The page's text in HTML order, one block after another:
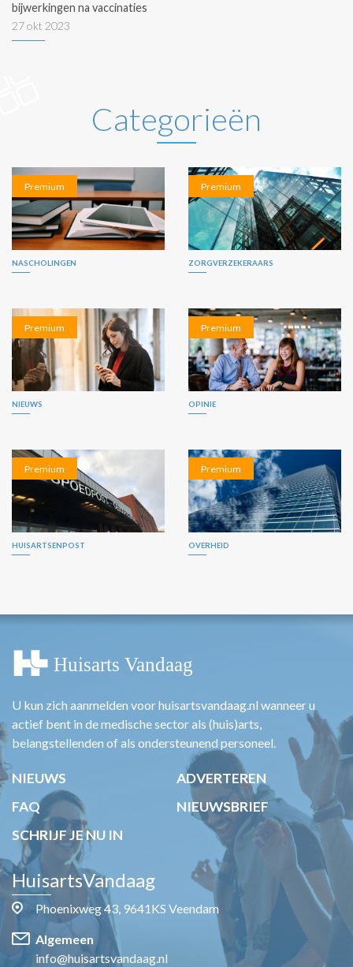
bijwerkingen na vaccinaties
27 okt 2023
Categorieën
Premium
NASCHOLINGEN
Premium
ZORGVERZEKERAARS
Premium
NIEUWS
Premium
OPINIE
Premium
HUISARTSENPOST
Premium
OVERHEID
U kun zich aanmelden voor huisartsvandaag.nl wanneer u
actief bent in de medische sector als (huis)arts,
belangstellenden of als ondersteunend personeel.
NIEUWS
ADVERTEREN
FAQ
NIEUWSBRIEF
SCHRIJF JE NU IN
HuisartsVandaag
Phoenixweg 43, 9641KS Veendam
Algemeen
info@huisartsvandaag.nl